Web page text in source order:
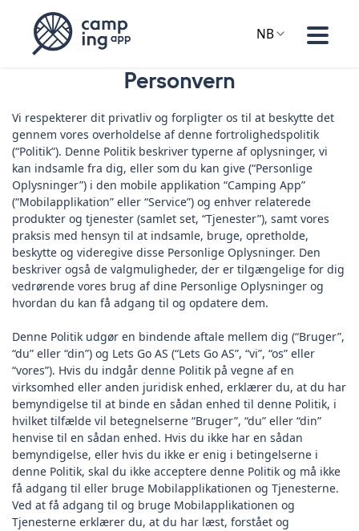
NB
Personvern
Vi respekterer dit privatliv og forpligter os til at beskytte det
gennem vores overholdelse af denne fortrolighedspolitik
(“Politik”). Denne Politik beskriver typerne af oplysninger, vi
kan indsamle fra dig, eller som du kan give (“Personlige
Oplysninger”) i den mobile applikation “Camping App”
(“Mobilapplikation” eller “Service”) og enhver relaterede
produkter og tjenester (samlet set, “Tjenester”), samt vores
praksis med hensyn til at indsamle, bruge, opretholde,
beskytte og videregive disse Personlige Oplysninger. Den
beskriver også de valgmuligheder, der er tilgængelige for dig
vedrørende vores brug af dine Personlige Oplysninger og
hvordan du kan få adgang til og opdatere dem.
Denne Politik udgør en bindende aftale mellem dig (“Bruger”,
“du” eller “din”) og Lets Go AS (“Lets Go AS”, “vi”, “os” eller
“vores”). Hvis du indgår denne Politik på vegne af en
virksomhed eller anden juridisk enhed, erklærer du, at du har
bemyndigelse til at binde en sådan enhed til denne Politik, i
hvilket tilfælde vil betegnelserne “Bruger”, “du” eller “din”
henvise til en sådan enhed. Hvis du ikke har en sådan
bemyndigelse, eller hvis du ikke er enig i betingelserne i
denne Politik, skal du ikke acceptere denne Politik og må ikke
få adgang til eller bruge Mobilapplikationen og Tjenesterne.
Ved at få adgang til og bruge Mobilapplikationen og
Tjenesterne erklærer du, at du har læst, forstået og